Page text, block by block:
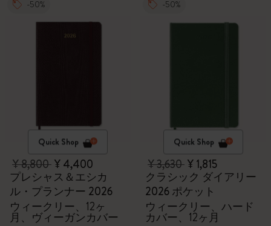
-50%
Quick Shop
¥ 8,800¥ 4,400
プレシャス＆エシカ
ル・プランナー 2026
ウィークリー、12ヶ
月、ヴィーガンカバー
-50%
Quick Shop
¥ 3,630¥ 1,815
クラシック ダイアリー
2026 ポケット
ウィークリー、ハード
カバー、12ヶ月